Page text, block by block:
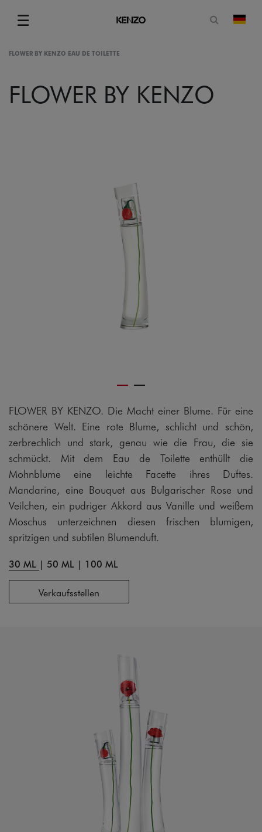
☰
Menu
FLOWER BY KENZO EAU DE TOILETTE
FLOWER BY KENZO
FLOWER BY KENZO. Die Macht einer Blume. Für eine
schönere Welt. Eine rote Blume, schlicht und schön,
zerbrechlich und stark, genau wie die Frau, die sie
schmückt. Mit dem Eau de Toilette enthüllt die
Mohnblume eine leichte Facette ihres Duftes.
Mandarine, eine Bouquet aus Bulgarischer Rose und
Veilchen, ein pudriger Akkord aus Vanille und weißem
Moschus unterzeichnen diesen frischen blumigen,
spritzigen und subtilen Blumenduft.
30 ML | 50 ML | 100 ML
Verkaufsstellen